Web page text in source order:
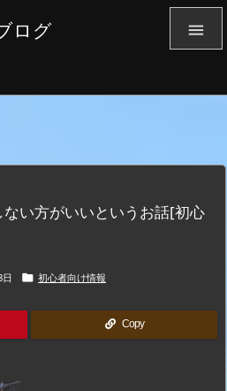
ログ 
い方がいいというお話[初心
 初心者向け情報
Copy